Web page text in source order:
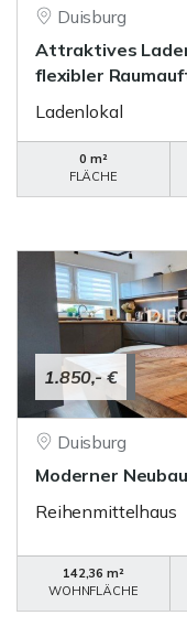
Duisburg
Attraktives
flexibler
Ladenlokal
0 m²
FLÄCHE
1.850,- €
Duisburg
Moderner
Reihenmittelhaus
142,36 m²
WOHNFLÄCHE